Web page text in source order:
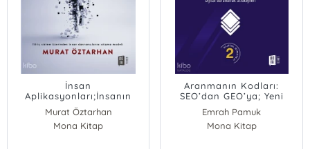
İnsan
Aplikasyonları;İnsanın
İçinde Çalışan Görünmez
Sistemler
Murat Öztarhan
Mona Kitap
Aranmanın Kodları:
SEO’dan GEO’ya; Yeni
Nesil Dijital Görünürlük
Stratejileri
Emrah Pamuk
Mona Kitap